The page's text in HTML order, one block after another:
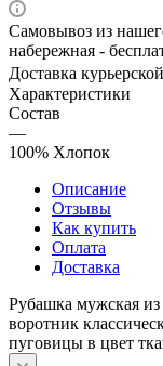
Самовывоз из
набережная -
Доставка
Характеристики
Состав
—
100% Хлопок
Описание
Отзывы
Как купить
Оплата
Доставка
Рубашка мужская
воротник
пуговицы в цвет